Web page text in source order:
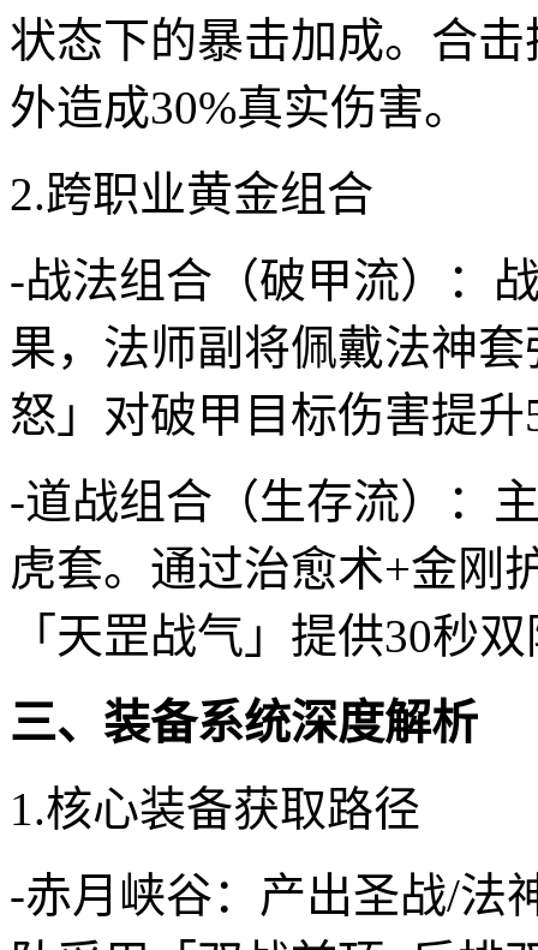
状态下的暴击加成。合
外造成30%真实伤害。
2.跨职业黄金组合
-战法组合（破甲流）：
果，法师副将佩戴法神
怒」对破甲目标伤害提升
-道战组合（生存流）：
虎套。通过治愈术+金刚
「天罡战气」提供30秒
三、装备系统深度解析
1.核心装备获取路径
-赤月峡谷：产出圣战/法